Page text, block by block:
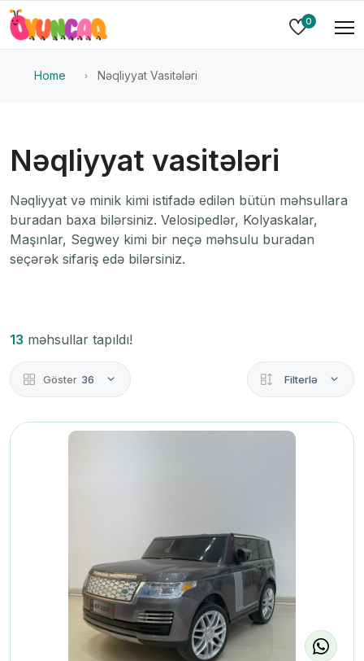
0
Home Nəqliyyat Vasitələri
Nəqliyyat vasitələri
Nəqliyyat və minik kimi istifadə edilən bütün məhsullara
buradan baxa bilərsiniz. Velosipedlər, Kolyaskalar,
Maşınlar, Segwey kimi bir neçə məhsulu buradan
seçərək sifariş edə bilərsiniz.
13 məhsullar tapıldı!
Göster 36 Filterlə